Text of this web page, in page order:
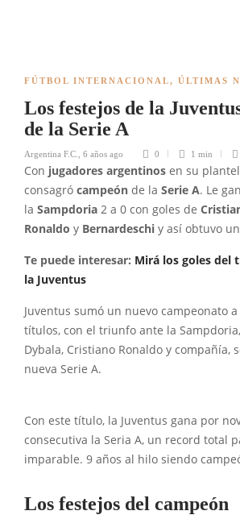
FÚTBOL INTERNACIONAL, ÚLTIMAS
Los festejos de la
de la Serie A
Argentina F.C. 6 años ago 0 1 min
Con jugadores argentinos en su
consagró campeón de la Serie A. Le
la Sampdoria 2 a 0 con goles de
Ronaldo y Bernardeschi y así obtuvo
Te puede interesar: Mirá los goles del
la Juventus
Juventus sumó un nuevo campeonato
títulos, con el triunfo ante la
Dybala, Cristiano Ronaldo y compañía,
nueva Serie A.
Con este título, la Juventus gana por
consecutiva la Seria A, un record total
imparable. 9 años al hilo siendo
Los festejos del campeón